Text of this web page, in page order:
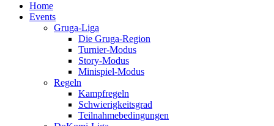
Home
Events
Gruga-Liga
Die Gruga-Region
Turnier-Modus
Story-Modus
Minispiel-Modus
Regeln
Kampfregeln
Schwierigkeitsgrad
Teilnahmebedingungen